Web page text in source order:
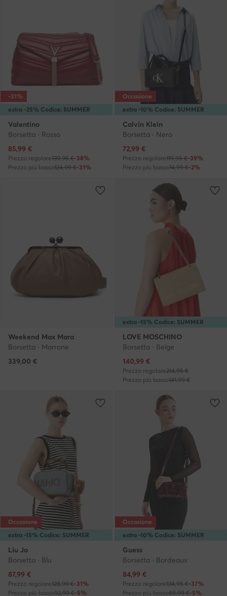
extra -25% Codice: SUMMER
-31%
Valentino
Borsetta · Rosso
Prezzo attuale
85,99 €
Prezzo regolare139,95 €-38%
Prezzo più basso124,99 €-31%
extra -10% Codice: SUMMER
Occasione
Calvin Klein
Borsetta · Nero
Prezzo attuale
72,99 €
Prezzo regolare119,95 €-39%
Prezzo più basso74,99 €-2%
Weekend Max Mara
Borsetta · Marrone
339,00 €
extra -15% Codice: SUMMER
LOVE MOSCHINO
Borsetta · Beige
Prezzo attuale
140,99 €
Prezzo regolare214,95 €
Prezzo più basso141,99 €
extra -15% Codice: SUMMER
Occasione
Liu Jo
Borsetta · Blu
Prezzo attuale
87,99 €
Prezzo regolare128,99 €-31%
Prezzo più basso92,99 €-5%
extra -10% Codice: SUMMER
Occasione
Guess
Borsetta · Bordeaux
Prezzo attuale
84,99 €
Prezzo regolare134,95 €-37%
Prezzo più basso89,99 €-5%